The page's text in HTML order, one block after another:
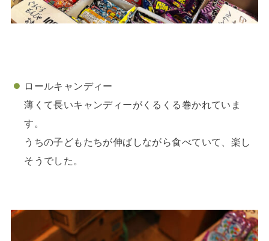
ロールキャンディー
薄くて長いキャンディーがくるくる巻かれていま
す。
うちの子どもたちが伸ばしながら食べていて、楽し
そうでした。